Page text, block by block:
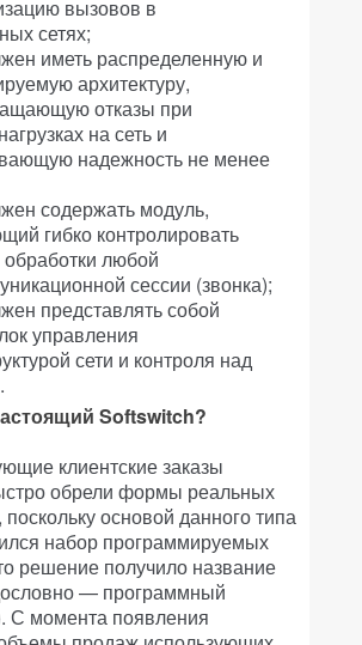
вызовов в
сетях;
иметь распределенную и
архитектуру,
отказы при
на сеть и
надежность не менее
содержать модуль,
гибко контролировать
любой
сессии (звонка);
представлять собой
управления
сети и контроля над
Softswitch?
клиентские заказы
обрели формы реальных
поскольку основой данного типа
набор программируемых
решение получило название
— программный
С момента появления